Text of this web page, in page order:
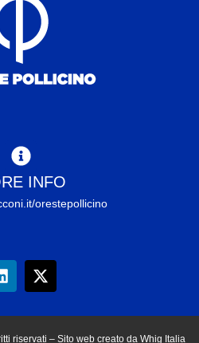
INFO
orestepollicino
riservati – Sito web creato da Whig Italia